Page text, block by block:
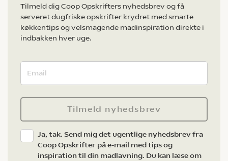
Tilmeld dig Coop Opskrifters nyhedsbrev og få
serveret dugfriske opskrifter krydret med smarte
køkkentips og velsmagende madinspiration direkte i
indbakken hver uge.
Tilmeld nyhedsbrev
Ja, tak. Send mig det ugentlige nyhedsbrev fra
Coop Opskrifter på e-mail med tips og
inspiration til din madlavning. Du kan læse om